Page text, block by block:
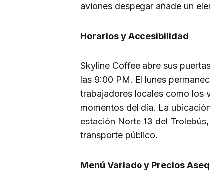
aviones despegar añade un
Horarios y Accesibilidad
Skyline Coffee abre sus
las 9:00 PM. El lunes
trabajadores locales como los
momentos del día. La
estación Norte 13 del
transporte público.
Menú Variado y Precios